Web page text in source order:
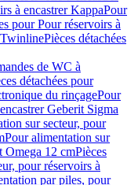
à encastrer KappaPour
pour Pour réservoirs à
TwinlinePièces détachées
de WC à
détachées pour
du rinçagePour
Geberit Sigma
sur secteur, pour
Pour alimentation sur
Omega 12 cmPièces
pour réservoirs à
par piles, pour